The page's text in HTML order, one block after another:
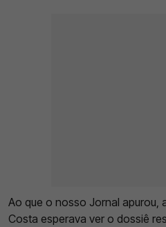
Ao que o nosso Jornal apurou,
Costa esperava ver o dossiê